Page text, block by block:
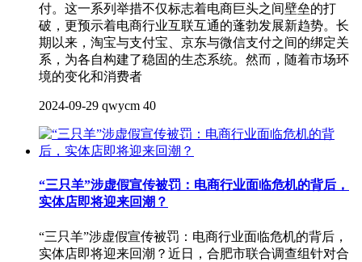
付。这一系列举措不仅标志着电商巨头之间壁垒的打
破，更预示着电商行业互联互通的蓬勃发展新趋势。长
期以来，淘宝与支付宝、京东与微信支付之间的绑定关
系，为各自构建了稳固的生态系统。然而，随着市场环
境的变化和消费者
2024-09-29 qwycm 40
“三只羊”涉虚假宣传被罚：电商行业面临危机的背后，
实体店即将迎来回潮？
“三只羊”涉虚假宣传被罚：电商行业面临危机的背后，
实体店即将迎来回潮？近日，合肥市联合调查组针对合